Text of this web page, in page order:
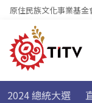
原住民族文化事業基金
2024 總統大選